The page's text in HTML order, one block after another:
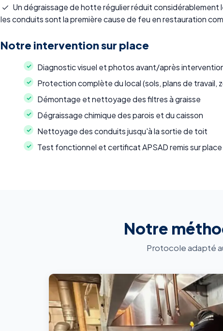
Un dégraissage de hotte régulier réduit considérablement
les conduits sont la première cause de feu en restauration
Notre intervention sur place
Diagnostic visuel et photos avant/après
Protection complète du local (sols, plans de travail,
Démontage et nettoyage des filtres à graisse
Dégraissage chimique des parois et du caisson
Nettoyage des conduits jusqu'à la sortie de toit
Test fonctionnel et certificat APSAD remis sur place
Notre
Protocole adapté